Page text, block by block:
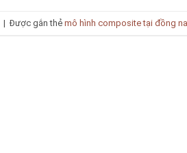
| Được gắn thẻ mô hình composite tại đồng